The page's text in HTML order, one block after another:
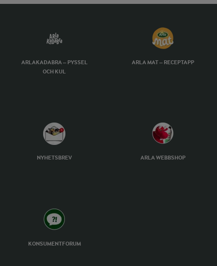
ARLAKADABRA – PYSSEL
OCH KUL
ARLA MAT – RECEPTAPP
NYHETSBREV ARLA WEBBSHOP
KONSUMENTFORUM